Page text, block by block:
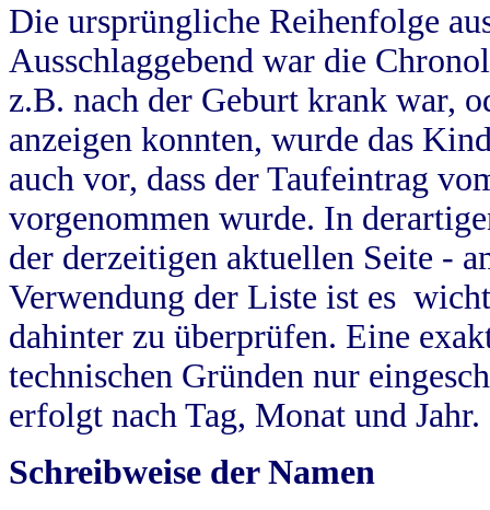
Die ursprüngliche Reihenfolge
Ausschlaggebend war die
z.B. nach der Geburt krank war,
anzeigen konnten, wurde das
auch vor, dass der Taufeintrag
vorgenommen wurde. In
der derzeitigen aktuellen Seite -
Verwendung der Liste ist es
dahinter zu überprüfen. Eine
technischen Gründen nur
erfolgt nach Tag, Monat und Jahr.
Schreibweise der Namen